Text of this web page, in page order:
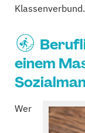
Klassenverbund.
einem
Wer